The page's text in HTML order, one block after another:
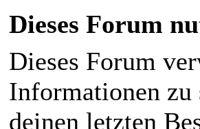
Dieses Forum
Dieses Forum
Informationen zu
deinen letzten